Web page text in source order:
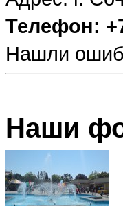
Телефон:
Нашли
Наши